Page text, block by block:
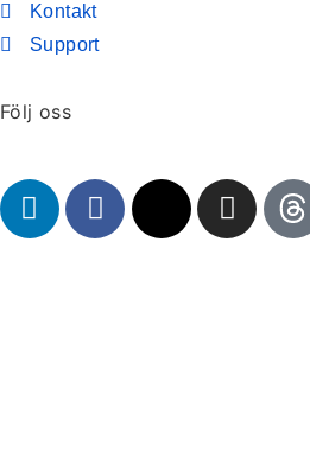
Kontakt
Support
Följ oss